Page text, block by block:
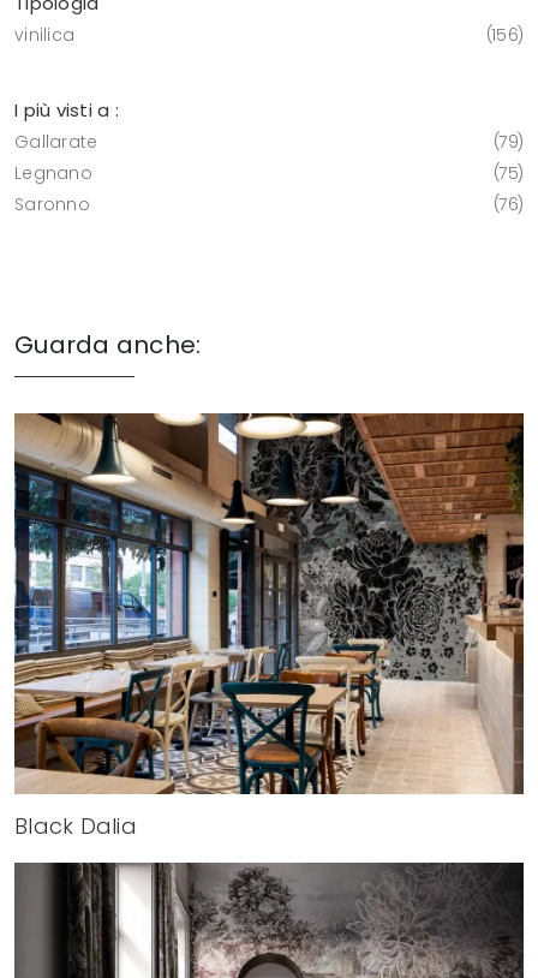
vinilica 156
I più visti a :
Gallarate
79
Legnano
75
Saronno
76
Guarda anche:
Black Dalia